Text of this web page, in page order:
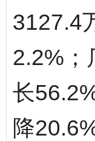
3127.4
2.2%；
长
降